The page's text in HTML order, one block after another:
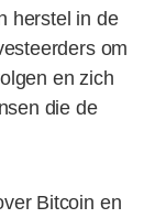
herstel in de
om
en zich
die de
Bitcoin en